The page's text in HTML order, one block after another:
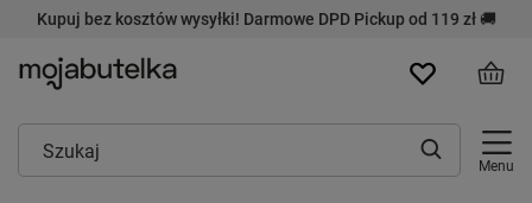
Kupuj bez kosztów wysyłki! Darmowe DPD Pickup od 119 zł 🚚
Menu